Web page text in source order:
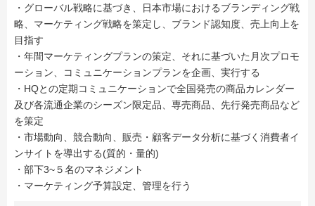
・グローバル戦略に基づき、日本市場におけるブランディング戦
略、マーケティング戦略を策定し、ブランド認知度、売上向上を
目指す
・年間マーケティングプランの策定、それに基づいた月次プロモ
ーション、コミュニケーションプランを企画、実行する
・HQとの定期コミュニケーションで全国発売の商品カレンダー
及び各流通企業のシーズン限定品、専売商品、先行発売商品など
を策定
・市場動向、競合動向、販売・顧客データ分析に基づく消費者イ
ンサイトを導出する(質的・量的)
・部下3~５名のマネジメント
・マーケティング予算設定、管理を行う